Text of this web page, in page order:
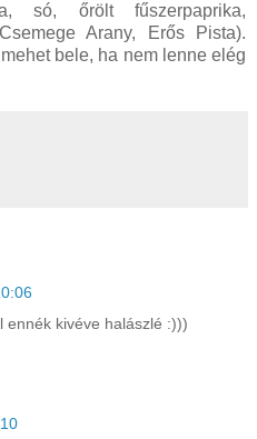
só, őrölt fűszerpaprika,
Arany, Erős Pista).
bele, ha nem lenne elég
ennék kivéve halászlé :)))